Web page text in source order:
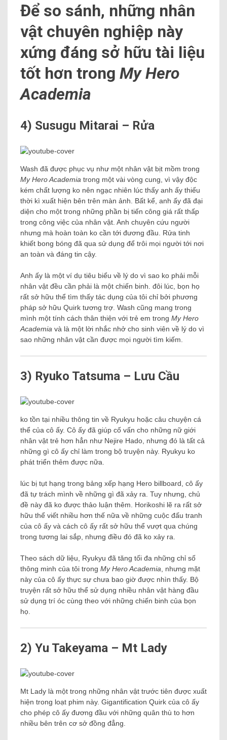
Để so sánh, những nhân
vật chuyên nghiệp này
xứng đáng sở hữu tài liệu
tốt hơn trong My Hero
Academia
4) Susugu Mitarai – Rửa
Wash đã được phục vụ như một nhân vật bịt mồm trong
My Hero Academia trong một vài vòng cung, vì vậy độc
kém chất lượng ko nên ngạc nhiên lúc thấy anh ấy thiếu
thời kì xuất hiện bên trên màn ảnh. Bất kể, anh ấy đã đại
diện cho một trong những phần bị tiến công giá rất thấp
trong công việc của nhân vật. Anh chuyên cứu người
nhưng mà hoàn toàn ko cần tới đương đầu. Rửa tinh
khiết bong bóng đã qua sử dụng để trôi mọi người tới nơi
an toàn và đáng tin cậy.
Anh ấy là một ví dụ tiêu biểu về lý do vì sao ko phải mỗi
nhân vật đều cần phải là một chiến binh. đôi lúc, bọn họ
rất sở hữu thể tìm thấy tác dụng của tôi chỉ bởi phương
pháp sở hữu Quirk tương trợ. Wash cũng mang trong
mình một tính cách thân thiện với trẻ em trong My Hero
Academia và là một lời nhắc nhở cho sinh viên về lý do vì
sao những nhân vật cần được mọi người tìm kiếm.
3) Ryuko Tatsuma – Lưu Cầu
ko tồn tại nhiều thông tin về Ryukyu hoặc câu chuyện cá
thể của cô ấy. Cô ấy đã giúp cố vấn cho những nữ giới
nhân vật trẻ hơn hẳn như Nejire Hado, nhưng đó là tất cả
những gì cô ấy chỉ làm trong bộ truyện này. Ryukyu ko
phát triển thêm được nữa.
lúc bị tụt hạng trong bảng xếp hạng Hero billboard, cô ấy
đã tự trách mình về những gì đã xảy ra. Tuy nhưng, chủ
đề này đã ko được thảo luận thêm. Horikoshi lẽ ra rất sở
hữu thể viết nhiều hơn thế nữa về những cuộc đấu tranh
của cô ấy và cách cô ấy rất sở hữu thể vượt qua chúng
trong tương lai sắp, nhưng điều đó đã ko xảy ra.
Theo sách dữ liệu, Ryukyu đã tăng tối đa những chỉ số
thông minh của tôi trong My Hero Academia, nhưng mặt
này của cô ấy thực sự chưa bao giờ được nhìn thấy. Bộ
truyện rất sở hữu thể sử dụng nhiều nhân vật hàng đầu
sử dụng trí óc cùng theo với những chiến binh của bọn
họ.
2) Yu Takeyama – Mt Lady
Mt Lady là một trong những nhân vật trước tiên được xuất
hiện trong loạt phim này. Gigantification Quirk của cô ấy
cho phép cô ấy đương đầu với những quân thù to hơn
nhiều bên trên cơ sở đồng đẳng.